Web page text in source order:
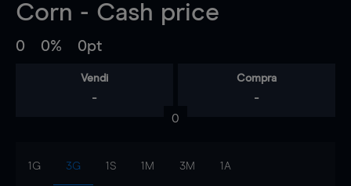
Corn - Cash price
0 0% 0pt
Vendi
-
Compra
-
0
1G 3G 1S 1M 3M 1A